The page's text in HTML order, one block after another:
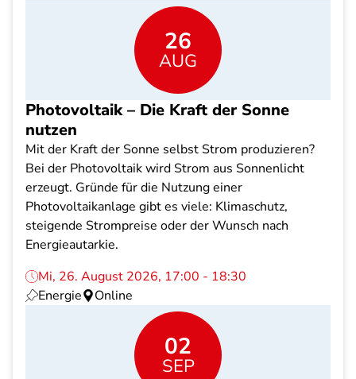
26
AUG
Photovoltaik – Die Kraft der Sonne
nutzen
Mit der Kraft der Sonne selbst Strom produzieren?
Bei der Photovoltaik wird Strom aus Sonnenlicht
erzeugt. Gründe für die Nutzung einer
Photovoltaikanlage gibt es viele: Klimaschutz,
steigende Strompreise oder der Wunsch nach
Energieautarkie.
Mi, 26. August 2026, 17:00 - 18:30
Energie
Online
02
SEP